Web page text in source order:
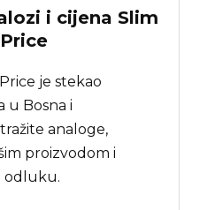
i cijenaSlim
je stekao
u Bosna i
analoge,
proizvodom i
odluku.